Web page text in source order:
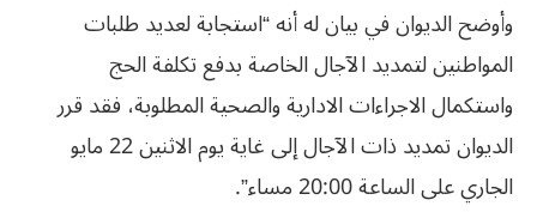
وأوضح الديوان في بيان له أنه “استجابة لعديد طلبات
المواطنين لتمديد الآجال الخاصة بدفع تكلفة الحج
واستكمال الاجراءات الادارية والصحية المطلوبة، فقد قرر
الديوان تمديد ذات الآجال إلى غاية يوم الاثنين 22 مايو
الجاري على الساعة 20:00 مساء”.